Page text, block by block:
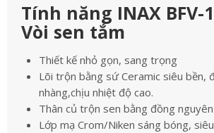
Tính năng INAX BFV-
Vòi sen tắm
Thiết kế nhỏ gọn, sang trọng
Lõi trộn bằng sứ Ceramic siêu bền,
nhàng,chịu nhiệt độ cao.
Thân củ trộn sen bằng đồng
Lớp mạ Crom/Niken sáng bóng,